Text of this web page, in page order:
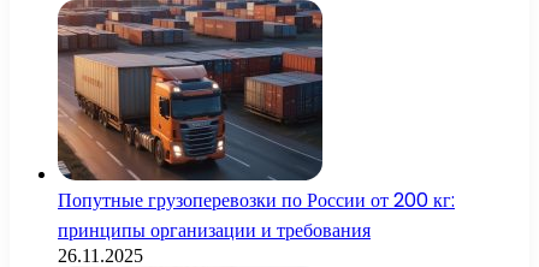
Попутные грузоперевозки по России от 200 кг:
принципы организации и требования
26.11.2025